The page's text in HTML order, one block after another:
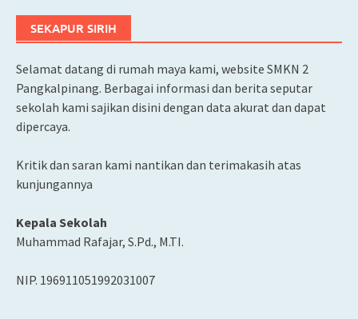
SEKAPUR SIRIH
Selamat datang di rumah maya kami, website SMKN 2
Pangkalpinang. Berbagai informasi dan berita seputar
sekolah kami sajikan disini dengan data akurat dan dapat
dipercaya.
Kritik dan saran kami nantikan dan terimakasih atas
kunjungannya
Kepala Sekolah
Muhammad Rafajar, S.Pd., M.TI.
NIP. 196911051992031007